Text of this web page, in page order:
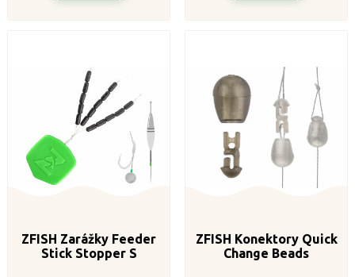
ZFISH Zarážky Feeder
Stick Stopper S
ZFISH Konektory Quick
Change Beads